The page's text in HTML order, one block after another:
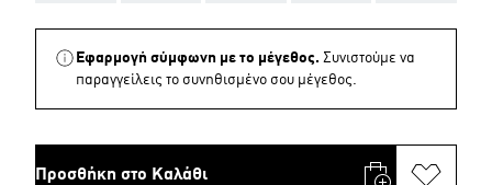
Εφαρμογή σύμφωνη με το μέγεθος. Συνιστούμε να
παραγγείλεις το συνηθισμένο σου μέγεθος.
Προσθήκη στο Καλάθι